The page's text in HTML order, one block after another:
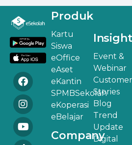
Produk
Kartu
Siswa
eOffice
eAset
eKantin
SPMBSekolah
eKoperasi
eBelajar
Company
Insight
Event &
Webinar
Customer
Stories
Blog
Trend
Update
Digital